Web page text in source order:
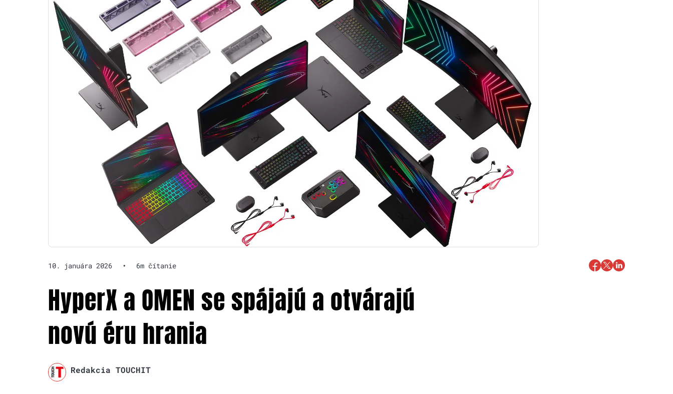
10. januára 2026 • 6m čítanie
HyperX a OMEN se spájajú a otvárajú
novú éru hrania
Redakcia TOUCHIT